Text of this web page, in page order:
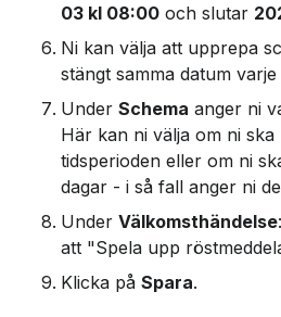
03 kl 08:00 och slutar
Ni kan välja att upprepa
stängt samma datum varje
Under Schema anger ni
Här kan ni välja om ni ska
tidsperioden eller om ni
dagar - i så fall anger ni
Under Välkomsthändelse
att "Spela upp
Klicka på Spara.